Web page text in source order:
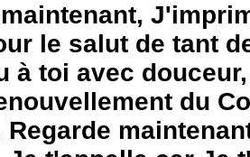
le salut de tant
à toi avec
du
Regarde